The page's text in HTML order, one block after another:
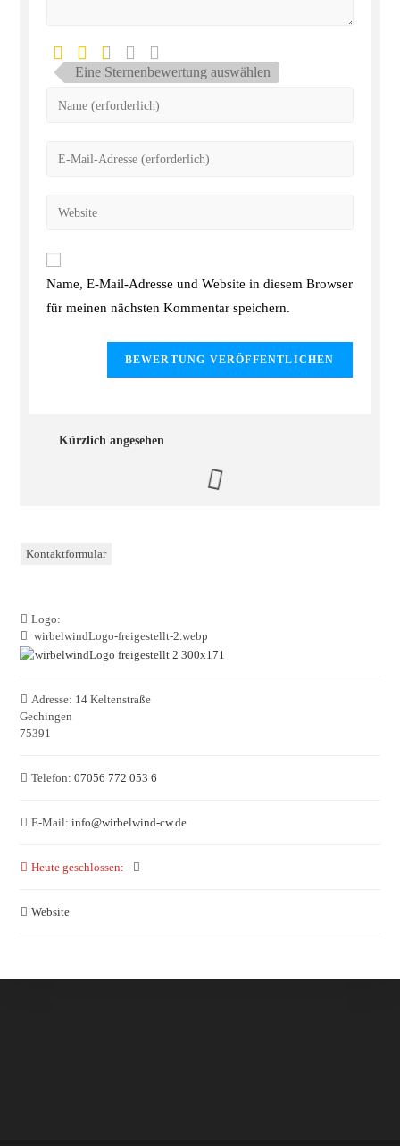
Eine Sternenbewertung auswählen
Name, E-Mail-Adresse und Website in diesem Browser
für meinen nächsten Kommentar speichern.
Kürzlich angesehen
Kontaktformular
Logo:
wirbelwindLogo-freigestellt-2.webp
Adresse: 14 Keltenstraße
Gechingen
75391
Telefon: 07056 772 053 6
E-Mail: info@wirbelwind-cw.de
Heute geschlossen:
Website